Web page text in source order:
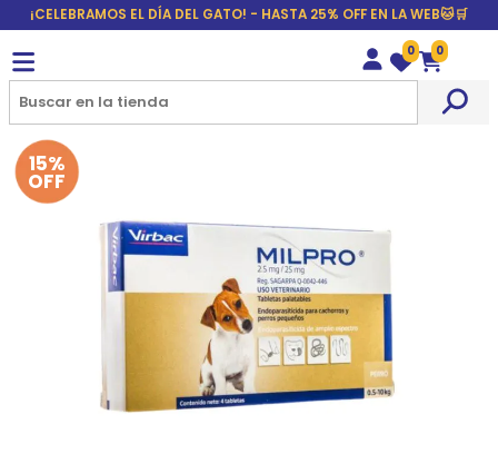
¡CELEBRAMOS EL DÍA DEL GATO! - HASTA 25% OFF EN LA WEB🐱🛒
Wishlist
0
Carrito
0
15%
OFF